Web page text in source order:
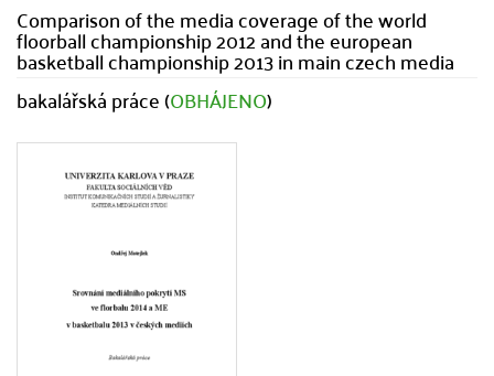
Comparison of the media coverage of the world
floorball championship 2012 and the european
basketball championship 2013 in main czech media
bakalářská práce (OBHÁJENO)